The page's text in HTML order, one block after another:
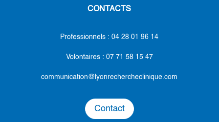
CONTACTS
Professionnels : 04 28 01 96 14
Volontaires : 07 71 58 15 47
communication@lyonrechercheclinique.com
Contact